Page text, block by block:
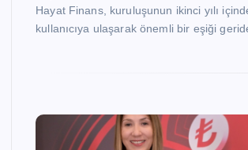
Hayat Finans, kuruluşunun ikinci yılı
kullanıcıya ulaşarak önemli bir eşiği